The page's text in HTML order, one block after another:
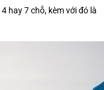
hay 7 chỗ, kèm với đó là